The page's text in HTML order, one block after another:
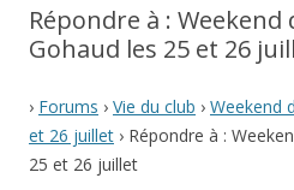
Répondre à : Weekend
Gohaud les 25 et 26
› Forums › Vie du club › Weekend
et 26 juillet › Répondre à :
25 et 26 juillet